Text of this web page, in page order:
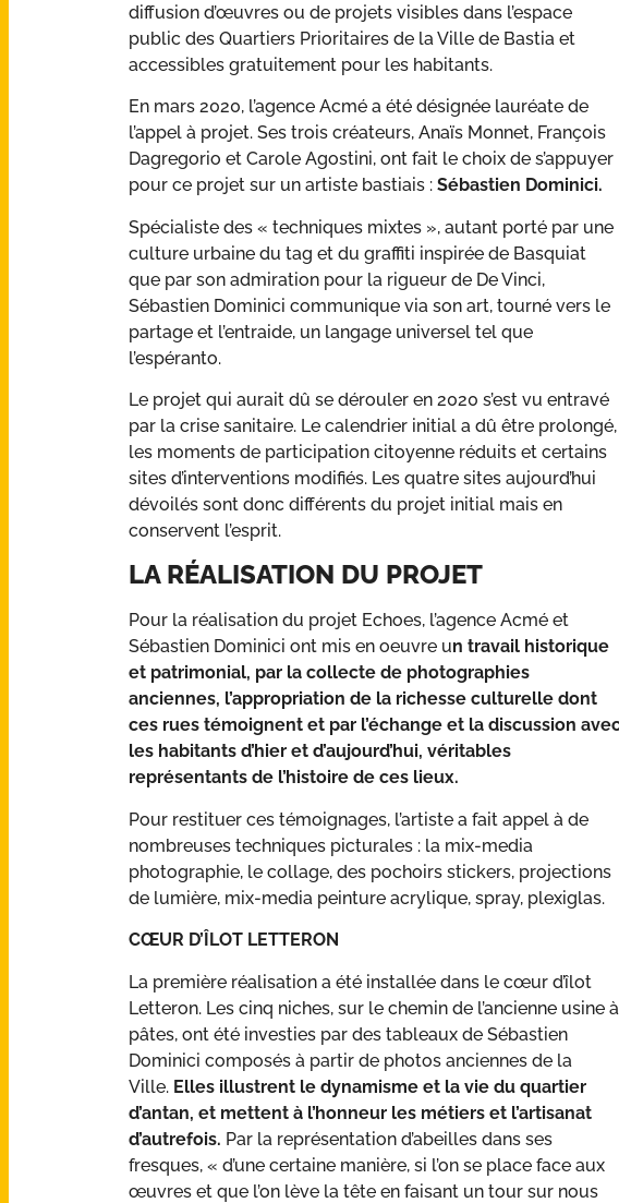
diffusion d’œuvres ou de projets visibles dans l’espace
public des Quartiers Prioritaires de la Ville de Bastia et
accessibles gratuitement pour les habitants.
En mars 2020, l’agence Acmé a été désignée lauréate de
l’appel à projet. Ses trois créateurs, Anaïs Monnet, François
Dagregorio et Carole Agostini, ont fait le choix de s’appuyer
pour ce projet sur un artiste bastiais : Sébastien Dominici.
Spécialiste des « techniques mixtes », autant porté par une
culture urbaine du tag et du graffiti inspirée de Basquiat
que par son admiration pour la rigueur de De Vinci,
Sébastien Dominici communique via son art, tourné vers le
partage et l’entraide, un langage universel tel que
l’espéranto.
Le projet qui aurait dû se dérouler en 2020 s’est vu entravé
par la crise sanitaire. Le calendrier initial a dû être prolongé,
les moments de participation citoyenne réduits et certains
sites d’interventions modifiés. Les quatre sites aujourd’hui
dévoilés sont donc différents du projet initial mais en
conservent l’esprit.
LA RÉALISATION DU PROJET
Pour la réalisation du projet Echoes, l’agence Acmé et
Sébastien Dominici ont mis en oeuvre un travail historique
et patrimonial, par la collecte de photographies
anciennes, l’appropriation de la richesse culturelle dont
ces rues témoignent et par l’échange et la discussion
les habitants d’hier et d’aujourd’hui, véritables
représentants de l’histoire de ces lieux.
Pour restituer ces témoignages, l’artiste a fait appel à de
nombreuses techniques picturales : la mix-media
photographie, le collage, des pochoirs stickers, projections
de lumière, mix-media peinture acrylique, spray, plexiglas.
CŒUR D’ÎLOT LETTERON
La première réalisation a été installée dans le cœur d’îlot
Letteron. Les cinq niches, sur le chemin de l’ancienne usine à
pâtes, ont été investies par des tableaux de Sébastien
Dominici composés à partir de photos anciennes de la
Ville. Elles illustrent le dynamisme et la vie du quartier
d’antan, et mettent à l’honneur les métiers et l’artisanat
d’autrefois. Par la représentation d’abeilles dans ses
fresques, « d’une certaine manière, si l’on se place face aux
œuvres et que l’on lève la tête en faisant un tour sur nous